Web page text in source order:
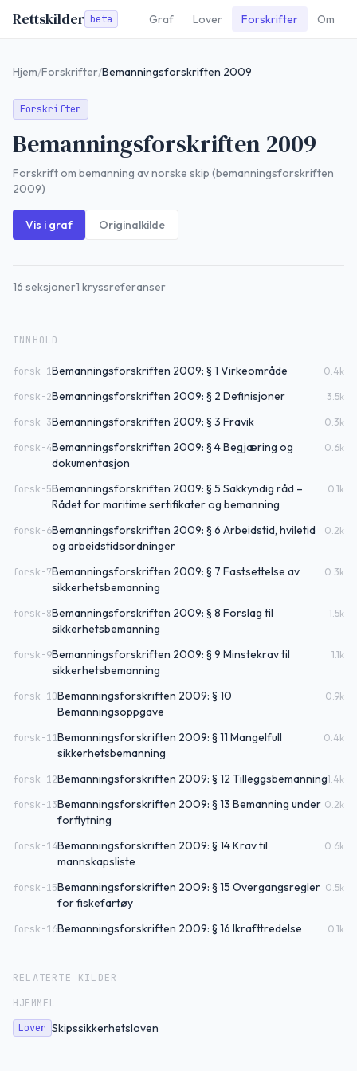
Rettskilder beta Graf Lover Forskrifter Om
Hjem/Forskrifter/Bemanningsforskriften 2009
Forskrifter
Bemanningsforskriften 2009
Forskrift om bemanning av norske skip (bemanningsforskriften
2009)
Vis i graf Originalkilde
16 seksjoner1 kryssreferanser
INNHOLD
forsk-1Bemanningsforskriften 2009: § 1 Virkeområde 0.4k
forsk-2Bemanningsforskriften 2009: § 2 Definisjoner 3.5k
forsk-3Bemanningsforskriften 2009: § 3 Fravik 0.3k
forsk-4Bemanningsforskriften 2009: § 4 Begjæring og
dokumentasjon
0.6k
forsk-5Bemanningsforskriften 2009: § 5 Sakkyndig råd –
Rådet for maritime sertifikater og bemanning
0.1k
forsk-6Bemanningsforskriften 2009: § 6 Arbeidstid, hviletid
og arbeidstidsordninger
0.2k
forsk-7Bemanningsforskriften 2009: § 7 Fastsettelse av
sikkerhetsbemanning
0.3k
forsk-8Bemanningsforskriften 2009: § 8 Forslag til
sikkerhetsbemanning
1.5k
forsk-9Bemanningsforskriften 2009: § 9 Minstekrav til
sikkerhetsbemanning
1.1k
forsk-10Bemanningsforskriften 2009: § 10
Bemanningsoppgave
0.9k
forsk-11Bemanningsforskriften 2009: § 11 Mangelfull
sikkerhetsbemanning
0.4k
forsk-12Bemanningsforskriften 2009: § 12 Tilleggsbemanning1.4k
forsk-13Bemanningsforskriften 2009: § 13 Bemanning under
forflytning
0.2k
forsk-14Bemanningsforskriften 2009: § 14 Krav til
mannskapsliste
0.6k
forsk-15Bemanningsforskriften 2009: § 15 Overgangsregler
for fiskefartøy
0.5k
forsk-16Bemanningsforskriften 2009: § 16 Ikrafttredelse 0.1k
RELATERTE KILDER
HJEMMEL
Lover Skipssikkerhetsloven